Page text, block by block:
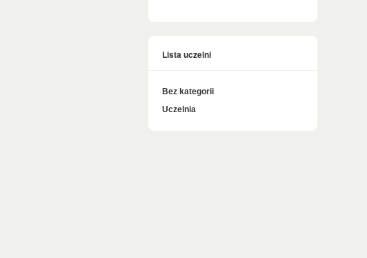
Lista uczelni
Bez kategorii
Uczelnia